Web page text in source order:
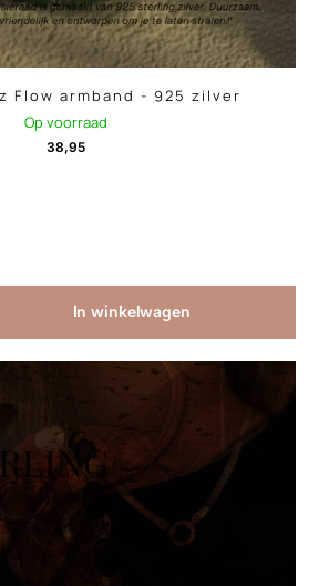
Flow armband - 925 zilver
Op voorraad
38,95
In winkelwagen